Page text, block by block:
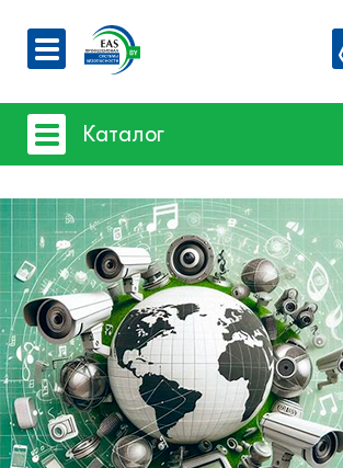
О компании
Вакансии
Контакты
Каталог
Системы видеонаблюдения
Системы защиты товаров от
Счетчики посетителей
Защита товара на стеллажах
Системы фонового